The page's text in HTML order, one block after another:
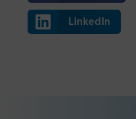
LinkedIn